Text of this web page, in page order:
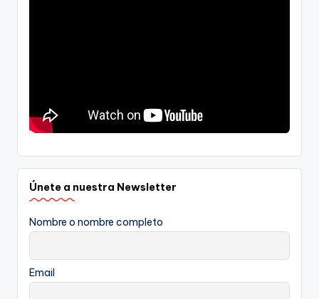
Únete a nuestra Newsletter
Nombre o nombre completo
Email